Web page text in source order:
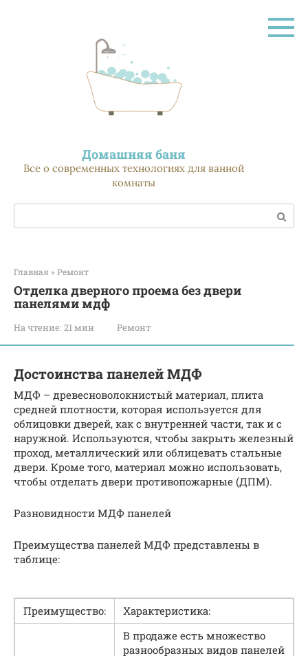
Домашняя баня
Все о современных технологиях для ванной
комнаты
Поиск:
Главная » Ремонт
Отделка дверного проема без двери
панелями мдф
На чтение: 21 мин Ремонт
Достоинства панелей МДФ
МДФ – древесноволокнистый материал, плита
средней плотности, которая используется для
облицовки дверей, как с внутренней части, так и с
наружной. Используются, чтобы закрыть железный
проход, металлический или облицевать стальные
двери. Кроме того, материал можно использовать,
чтобы отделать двери противопожарные (ДПМ).
Разновидности МДФ панелей
Преимущества панелей МДФ представлены в
таблице:
Преимущество: Характеристика:
В продаже есть множество
разнообразных видов панелей